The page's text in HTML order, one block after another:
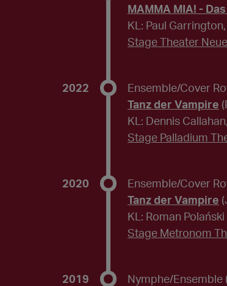
MAMMA MIA! -
KL: Paul
Stage Theater
2022 Ensemble/Cover
Tanz der Vampire
KL: Dennis
Stage Palladium
2020 Ensemble/Cover
Tanz der Vampire
KL: Roman Polański
Stage Metronom
2019 Nymphe/Ensemble